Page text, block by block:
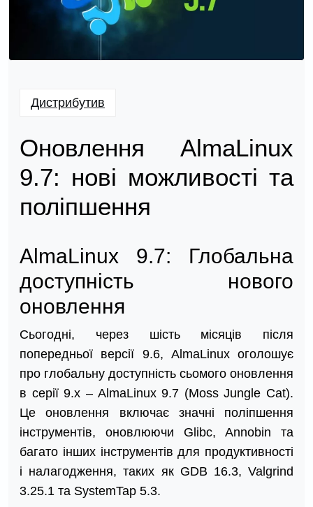
Дистрибутив
Оновлення AlmaLinux
9.7: нові можливості та
поліпшення
AlmaLinux 9.7: Глобальна
доступність нового
оновлення
Сьогодні, через шість місяців після
попередньої версії 9.6, AlmaLinux оголошує
про глобальну доступність сьомого оновлення
в серії 9.x – AlmaLinux 9.7 (Moss Jungle Cat).
Це оновлення включає значні поліпшення
інструментів, оновлюючи Glibc, Annobin та
багато інших інструментів для продуктивності
і налагодження, таких як GDB 16.3, Valgrind
3.25.1 та SystemTap 5.3.